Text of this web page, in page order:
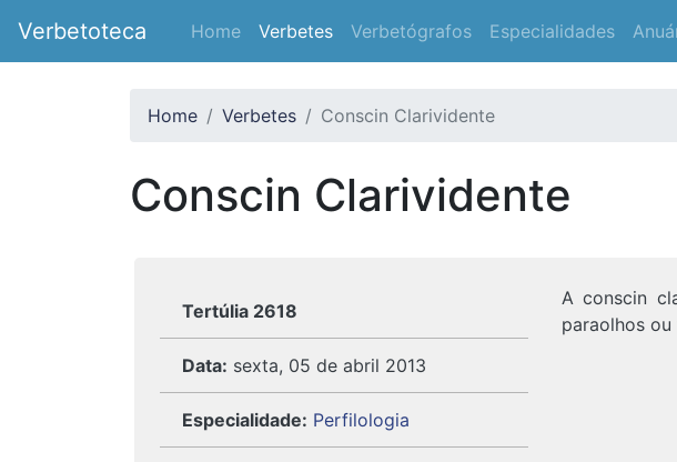
Verbetoteca Home Verbetes Verbetógrafos Especialidades
Home Verbetes Conscin Clarividente
Conscin Clarividente
Tertúlia 2618
Data: sexta, 05 de abril 2013
Especialidade: Perfilologia
A conscin
paraolhos